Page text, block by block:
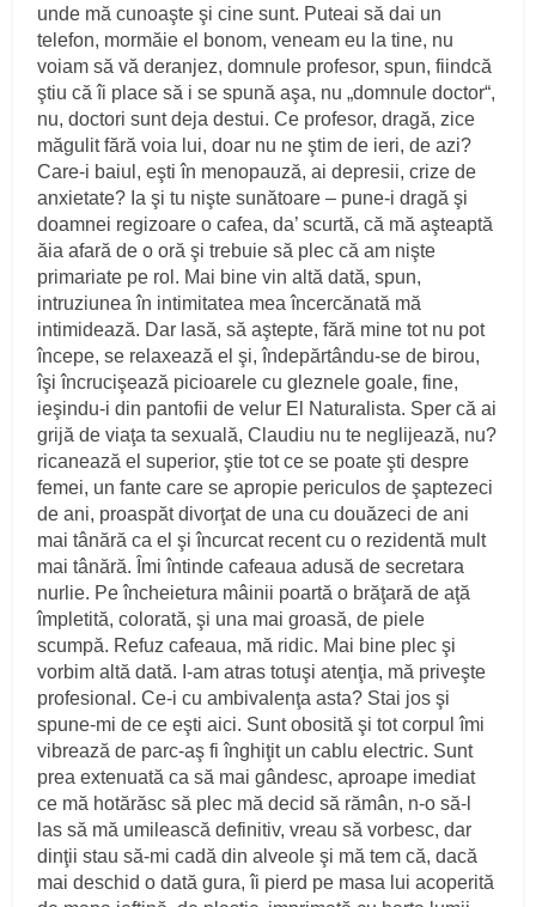
unde mă cunoaşte şi cine sunt. Puteai să dai un
telefon, mormăie el bonom, veneam eu la tine, nu
voiam să vă deran­jez, domnule profesor, spun, fiindcă
ştiu că îi place să i se spună aşa, nu „domnule doctor“,
nu, doctori sunt deja destui. Ce profesor, dragă, zice
măgulit fără voia lui, doar nu ne ştim de ieri, de azi?
Care‑i baiul, eşti în menopauză, ai depresii, crize de
anxietate? Ia şi tu nişte sunătoare – pune‑i dragă şi
doamnei regi­zoare o cafea, da’ scurtă, că mă aşteaptă
ăia afară de o oră şi trebuie să plec că am nişte
primariate pe rol. Mai bine vin altă dată, spun,
intruziunea în inti­mitatea mea încercănată mă
intimidează. Dar lasă, să aştepte, fără mine tot nu pot
începe, se relaxează el şi, îndepărtându‑se de birou,
îşi încrucişează picioa­rele cu gleznele goale, fine,
ieşindu‑i din pantofii de velur El Naturalista. Sper că ai
grijă de viaţa ta sexuală, Claudiu nu te neglijează, nu?
ricanează el superior, ştie tot ce se poate şti despre
femei, un fante care se apropie periculos de şaptezeci
de ani, proaspăt divorţat de una cu douăzeci de ani
mai tânără ca el şi încurcat recent cu o rezidentă mult
mai tânără. Îmi întinde cafeaua adusă de secretara
nurlie. Pe înche­ietura mâinii poartă o brăţară de aţă
împletită, colo­rată, şi una mai groasă, de piele
scumpă. Refuz cafeaua, mă ridic. Mai bine plec şi
vorbim altă dată. I‑am atras totuşi atenţia, mă priveşte
profesional. Ce‑i cu ambi­valenţa asta? Stai jos şi
spune‑mi de ce eşti aici. Sunt obosită şi tot corpul îmi
vibrează de parc‑aş fi înghi­ţit un cablu electric. Sunt
prea extenuată ca să mai gândesc, aproape imediat
ce mă hotărăsc să plec mă decid să rămân, n‑o să‑l
las să mă umilească defini­tiv, vreau să vorbesc, dar
dinţii stau să‑mi cadă din alveole şi mă tem că, dacă
mai deschid o dată gura, îi pierd pe masa lui acoperită